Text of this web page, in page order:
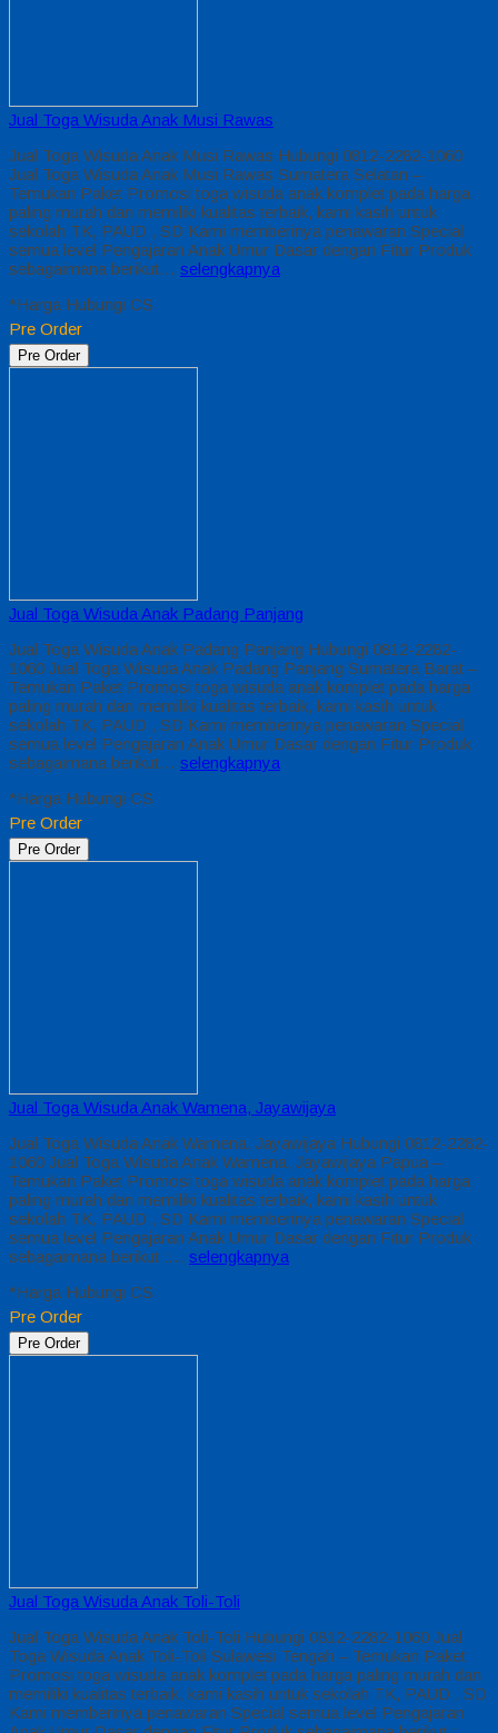
Jual Toga Wisuda Anak Musi Rawas
Jual Toga Wisuda Anak Musi Rawas Hubungi 0812-2282-1060
Jual Toga Wisuda Anak Musi Rawas Sumatera Selatan –
Temukan Paket Promosi toga wisuda anak komplet pada harga
paling murah dan memiliki kualitas terbaik, kami kasih untuk
sekolah TK, PAUD , SD Kami memberinya penawaran Special
semua level Pengajaran Anak Umur Dasar dengan Fitur Produk
sebagaimana berikut… selengkapnya
*Harga Hubungi CS
Pre Order
Pre Order
Jual Toga Wisuda Anak Padang Panjang
Jual Toga Wisuda Anak Padang Panjang Hubungi 0812-2282-
1060 Jual Toga Wisuda Anak Padang Panjang Sumatera Barat –
Temukan Paket Promosi toga wisuda anak komplet pada harga
paling murah dan memiliki kualitas terbaik, kami kasih untuk
sekolah TK, PAUD , SD Kami memberinya penawaran Special
semua level Pengajaran Anak Umur Dasar dengan Fitur Produk
sebagaimana berikut… selengkapnya
*Harga Hubungi CS
Pre Order
Pre Order
Jual Toga Wisuda Anak Wamena, Jayawijaya
Jual Toga Wisuda Anak Wamena, Jayawijaya Hubungi 0812-2282-
1060 Jual Toga Wisuda Anak Wamena, Jayawijaya Papua –
Temukan Paket Promosi toga wisuda anak komplet pada harga
paling murah dan memiliki kualitas terbaik, kami kasih untuk
sekolah TK, PAUD , SD Kami memberinya penawaran Special
semua level Pengajaran Anak Umur Dasar dengan Fitur Produk
sebagaimana berikut :… selengkapnya
*Harga Hubungi CS
Pre Order
Pre Order
Jual Toga Wisuda Anak Toli-Toli
Jual Toga Wisuda Anak Toli-Toli Hubungi 0812-2282-1060 Jual
Toga Wisuda Anak Toli-Toli Sulawesi Tengah – Temukan Paket
Promosi toga wisuda anak komplet pada harga paling murah dan
memiliki kualitas terbaik, kami kasih untuk sekolah TK, PAUD , SD
Kami memberinya penawaran Special semua level Pengajaran